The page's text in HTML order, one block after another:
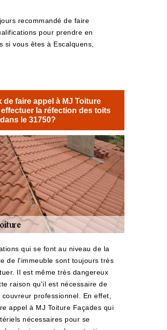
recommandé de faire
pour prendre en
vous êtes à Escalquens,
de faire appel à MJ Toiture
la réfection des toits
le 31750?
qui se font au niveau de la
de l'immeuble sont toujours très
Il est même très dangereux
raison qu'il est nécessaire de
professionnel. En effet,
appel à MJ Toiture Façades qui
nécessaires pour se